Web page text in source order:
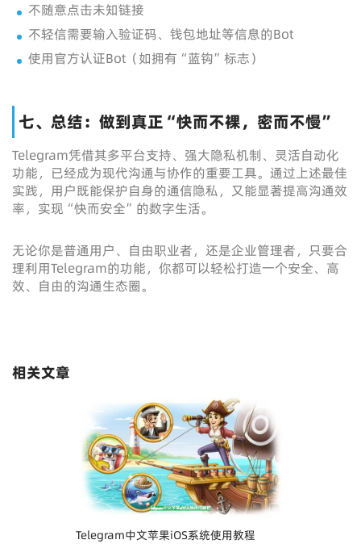
不随意点击未知链接
不轻信需要输入验证码、钱包地址等信息的Bot
使用官方认证Bot（如拥有“蓝钩”标志）
七、总结：做到真正“快而不裸，密而不慢”
Telegram凭借其多平台支持、强大隐私机制、灵活自动化
功能，已经成为现代沟通与协作的重要工具。通过上述最佳
实践，用户既能保护自身的通信隐私，又能显著提高沟通效
率，实现“快而安全”的数字生活。
无论你是普通用户、自由职业者，还是企业管理者，只要合
理利用Telegram的功能，你都可以轻松打造一个安全、高
效、自由的沟通生态圈。
相关文章
Telegram中文苹果iOS系统使用教程